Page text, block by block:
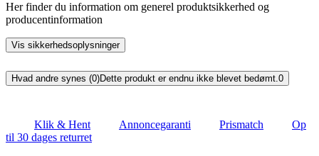
Her finder du information om generel produktsikkerhed og
producentinformation
Vis sikkerhedsoplysninger
Hvad andre synes (0)Dette produkt er endnu ikke blevet bedømt.0
Klik & Hent Annoncegaranti Prismatch
Op
til 30 dages returret